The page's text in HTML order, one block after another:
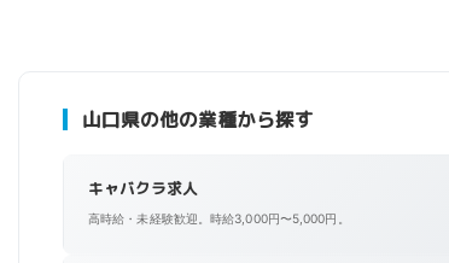
山口県の他の業種から探す
キャバクラ求人
高時給・未経験歓迎。時給3,000円〜5,000円。